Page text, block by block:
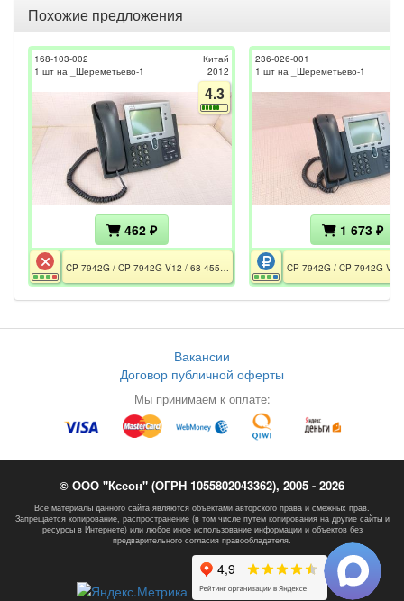
Похожие предложения
168-103-002
1 шт на _Шереметьево-1
Китай
2012
4.3
462 ₽
CP-7942G / CP-7942G V12 / 68-4553-03 A0 / CE / РСТ / Без БП / Дефект дисплея
236-026-001
1 шт на _Шереметьево-1
1 673 ₽
Вакансии
Договор публичной оферты
Мы принимаем к оплате:
© ООО "Ксеон" (ОГРН 1055802043362), 2005 - 2026
Все материалы данного сайта являются объектами авторского права и смежных прав.
Запрещается копирование, распространение (в том числе путем копирования на другие сайты и
ресурсы в Интернете) или любое иное использование информации и объектов без
предварительного согласия правообладателя.